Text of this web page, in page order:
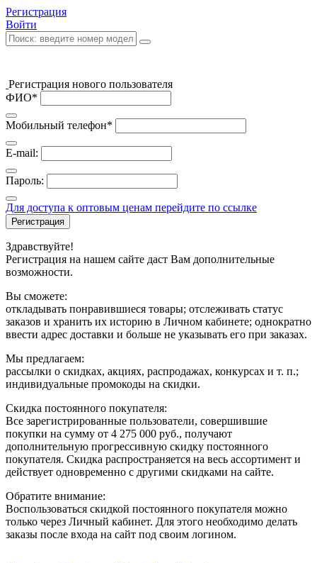
Регистрация
Войти
Регистрация нового пользователя
ФИО*
Мобильный телефон*
E-mail:
Пароль:
Для доступа к оптовым ценам перейдите по ссылке
Регистрация
Здравствуйте!
Регистрация на нашем сайте даст Вам дополнительные
возможности.
Вы сможете:
откладывать понравившиеся товары; отслеживать статус
заказов и хранить их историю в Личном кабинете; однократно
ввести адрес доставки и больше не указывать его при заказах.
Мы предлагаем:
рассылки о скидках, акциях, распродажах, конкурсах и т. п.;
индивидуальные промокоды на скидки.
Скидка постоянного покупателя:
Все зарегистрированные пользователи, совершившие
покупки на сумму от 4 275 000 руб., получают
дополнительную прогрессивную скидку постоянного
покупателя. Скидка распространяется на весь ассортимент и
действует одновременно с другими скидками на сайте.
Обратите внимание:
Воспользоваться скидкой постоянного покупателя можно
только через Личный кабинет. Для этого необходимо делать
заказы после входа на сайт под своим логином.